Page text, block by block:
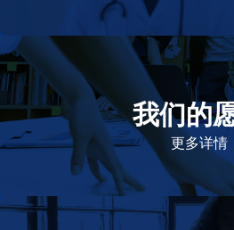
我们的
更多详情
作为一个负责任的企业公民，在
及的药物，传递我们